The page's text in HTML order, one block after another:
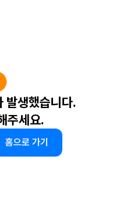
발생했습니다.
주세요.
홈으로 가기